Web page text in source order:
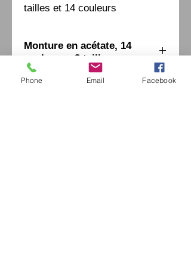
tailles et 14 couleurs
Monture en acétate, 14
couleurs - 2 tailles
Phone Email Facebook